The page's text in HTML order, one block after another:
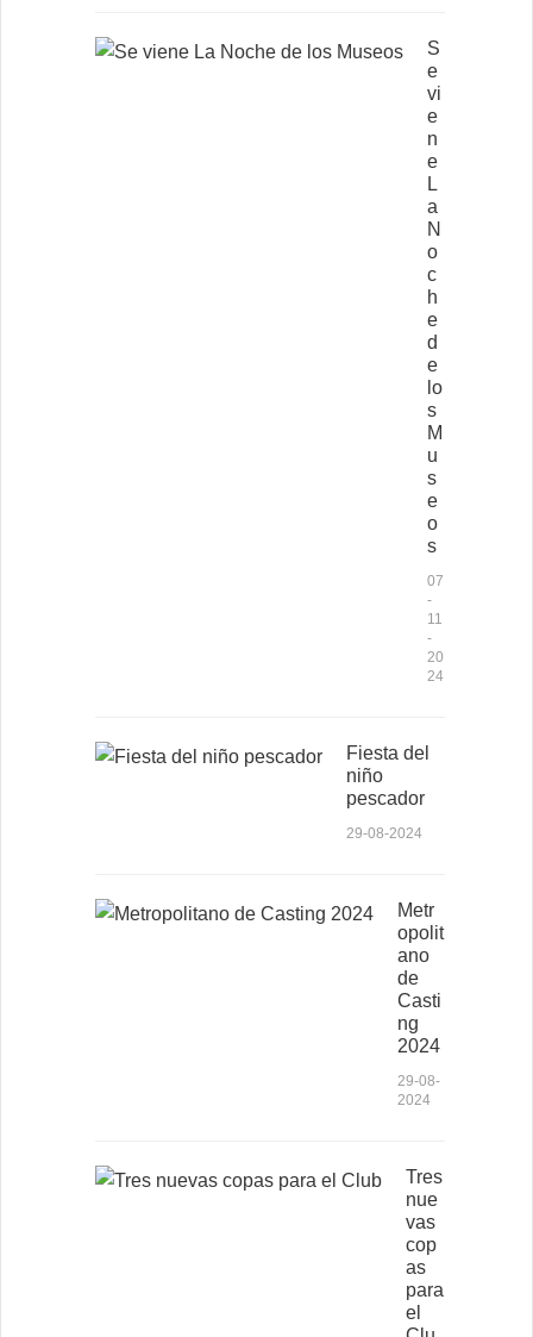
S
e
vi
e
n
e
L
a
N
o
c
h
e
d
e
lo
s
M
u
s
e
o
s
07
-
11
-
20
24
Fiesta del
niño
pescador
29-08-2024
Metr
opolit
ano
de
Casti
ng
2024
29-08-
2024
Tres
nue
vas
cop
as
para
el